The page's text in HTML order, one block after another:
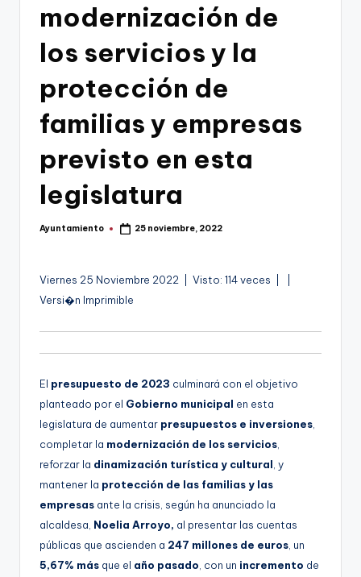
modernización de
los servicios y la
protección de
familias y empresas
previsto en esta
legislatura
Publicado
Ayuntamiento 25 noviembre, 2022
Viernes 25 Noviembre 2022 | Visto: 114 veces |
Versi�n Imprimible
El presupuesto de 2023 culminará con el objetivo
planteado por el Gobierno municipal en esta
legislatura de aumentar presupuestos e inversiones,
completar la modernización de los servicios,
reforzar la dinamización turística y cultural, y
mantener la protección de las familias y las
empresas ante la crisis, según ha anunciado la
alcaldesa, Noelia Arroyo, al presentar las cuentas
públicas que ascienden a 247 millones de euros, un
5,67% más que el año pasado, con un incremento de